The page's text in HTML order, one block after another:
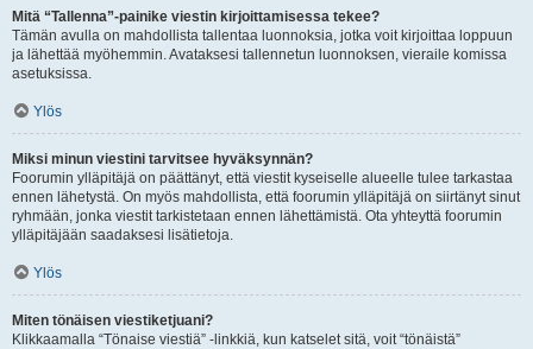
Mitä “Tallenna”-painike viestin kirjoittamisessa tekee?
Tämän avulla on mahdollista tallentaa luonnoksia, jotka voit kirjoittaa loppuun
ja lähettää myöhemmin. Avataksesi tallennetun luonnoksen, vieraile komissa
asetuksissa.
Ylös
Miksi minun viestini tarvitsee hyväksynnän?
Foorumin ylläpitäjä on päättänyt, että viestit kyseiselle alueelle tulee tarkastaa
ennen lähetystä. On myös mahdollista, että foorumin ylläpitäjä on siirtänyt sinut
ryhmään, jonka viestit tarkistetaan ennen lähettämistä. Ota yhteyttä foorumin
ylläpitäjään saadaksesi lisätietoja.
Ylös
Miten tönäisen viestiketjuani?
Klikkaamalla “Tönaise viestiä” -linkkiä, kun katselet sitä, voit “tönäistä”